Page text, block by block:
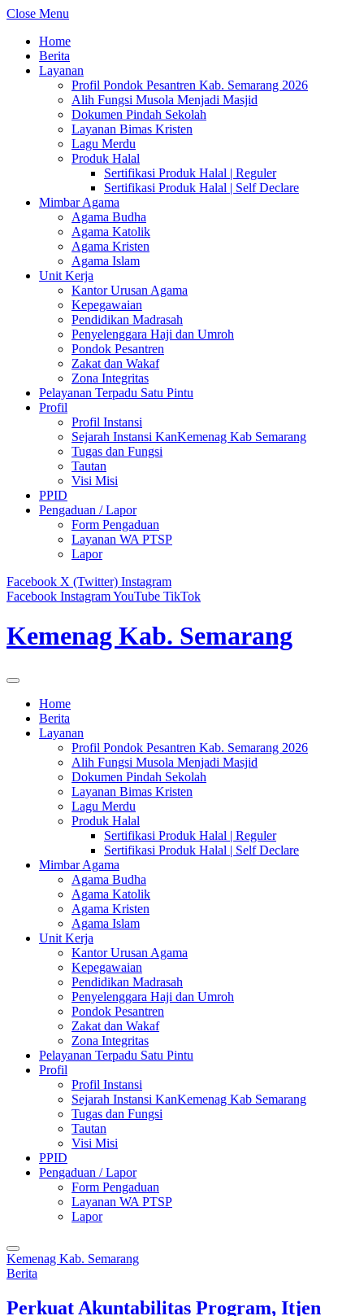
Close Menu
Home
Berita
Layanan
Profil Pondok Pesantren Kab. Semarang 2026
Alih Fungsi Musola Menjadi Masjid
Dokumen Pindah Sekolah
Layanan Bimas Kristen
Lagu Merdu
Produk Halal
Sertifikasi Produk Halal | Reguler
Sertifikasi Produk Halal | Self Declare
Mimbar Agama
Agama Budha
Agama Katolik
Agama Kristen
Agama Islam
Unit Kerja
Kantor Urusan Agama
Kepegawaian
Pendidikan Madrasah
Penyelenggara Haji dan Umroh
Pondok Pesantren
Zakat dan Wakaf
Zona Integritas
Pelayanan Terpadu Satu Pintu
Profil
Profil Instansi
Sejarah Instansi KanKemenag Kab Semarang
Tugas dan Fungsi
Tautan
Visi Misi
PPID
Pengaduan / Lapor
Form Pengaduan
Layanan WA PTSP
Lapor
Facebook X (Twitter) Instagram
Facebook InstagramYouTube TikTok
Kemenag Kab. Semarang
Home
Berita
Layanan
Profil Pondok Pesantren Kab. Semarang 2026
Alih Fungsi Musola Menjadi Masjid
Dokumen Pindah Sekolah
Layanan Bimas Kristen
Lagu Merdu
Produk Halal
Sertifikasi Produk Halal | Reguler
Sertifikasi Produk Halal | Self Declare
Mimbar Agama
Agama Budha
Agama Katolik
Agama Kristen
Agama Islam
Unit Kerja
Kantor Urusan Agama
Kepegawaian
Pendidikan Madrasah
Penyelenggara Haji dan Umroh
Pondok Pesantren
Zakat dan Wakaf
Zona Integritas
Pelayanan Terpadu Satu Pintu
Profil
Profil Instansi
Sejarah Instansi KanKemenag Kab Semarang
Tugas dan Fungsi
Tautan
Visi Misi
PPID
Pengaduan / Lapor
Form Pengaduan
Layanan WA PTSP
Lapor
Kemenag Kab. Semarang
Berita
Perkuat Akuntabilitas Program, Itjen